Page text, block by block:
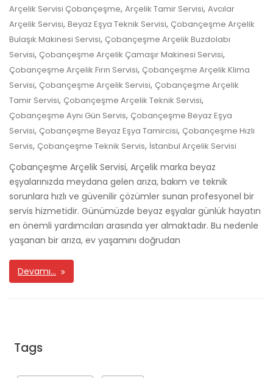
Arçelik Servisi Çobançeşme, Arçelik Tamir Servisi, Avcılar
Arçelik Servisi, Beyaz Eşya Teknik Servisi, Çobançeşme Arçelik
Bulaşık Makinesi Servisi, Çobançeşme Arçelik Buzdolabı
Servisi, Çobançeşme Arçelik Çamaşır Makinesi Servisi,
Çobançeşme Arçelik Fırın Servisi, Çobançeşme Arçelik Klima
Servisi, Çobançeşme Arçelik Servisi, Çobançeşme Arçelik
Tamir Servisi, Çobançeşme Arçelik Teknik Servisi,
Çobançeşme Aynı Gün Servis, Çobançeşme Beyaz Eşya
Servisi, Çobançeşme Beyaz Eşya Tamircisi, Çobançeşme Hızlı
Servis, Çobançeşme Teknik Servis, İstanbul Arçelik Servisi
Çobançeşme Arçelik Servisi, Arçelik marka beyaz
eşyalarınızda meydana gelen arıza, bakım ve teknik
sorunlara hızlı ve güvenilir çözümler sunan profesyonel bir
servis hizmetidir. Günümüzde beyaz eşyalar günlük hayatın
en önemli yardımcıları arasında yer almaktadır. Bu nedenle
yaşanan bir arıza, ev yaşamını doğrudan
Devamı…
Tags